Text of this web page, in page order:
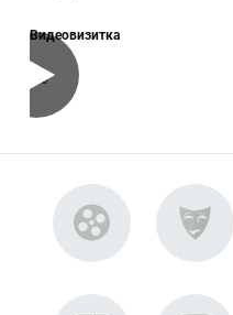
Видеовизитка